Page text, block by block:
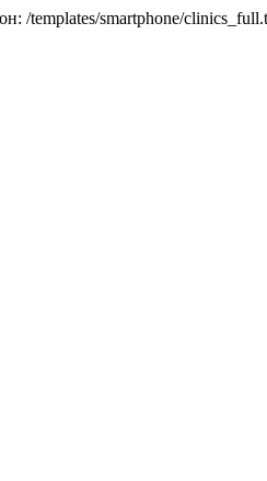
/templates/smartphone/